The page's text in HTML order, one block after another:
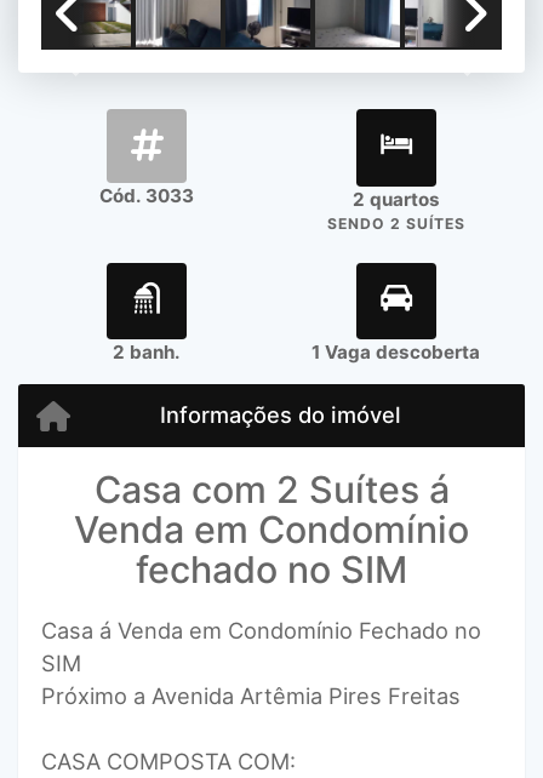
Cód. 3033 2 quartos
SENDO 2 SUÍTES
2 banh. 1 Vaga descoberta
Informações do imóvel
Casa com 2 Suítes á
Venda em Condomínio
fechado no SIM
Casa á Venda em Condomínio Fechado no
SIM
Próximo a Avenida Artêmia Pires Freitas
CASA COMPOSTA COM: